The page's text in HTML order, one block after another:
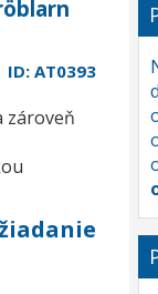
ID: AT0393
zároveň